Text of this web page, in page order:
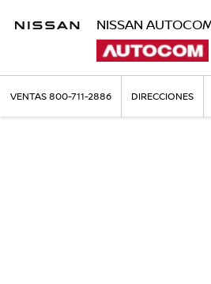
NISSAN
VENTAS800-711-2886 DIRECCIONES